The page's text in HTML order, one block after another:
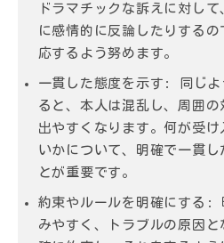
ドラマチックな訴えに対し
に感情的に反論したりする
応するよう努めます。
一貫した態度を示す : 同じよ
ると、本人は混乱し、周囲
出やすくなります。何が受
いかについて、明確で一貫
とが重要です。
約束やルールを明確にする :
みやすく、トラブルの原因